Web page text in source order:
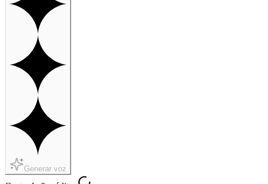
Generar voz